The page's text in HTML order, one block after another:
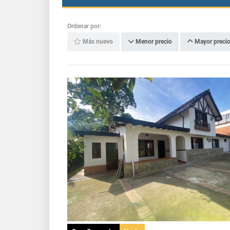
Ordenar por:
Más nuevo Menor precio Mayor precio